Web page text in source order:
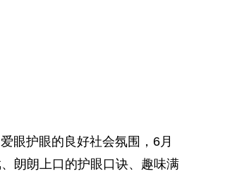
眼护眼的良好社会氛围，6月
朗朗上口的护眼口诀、趣味满